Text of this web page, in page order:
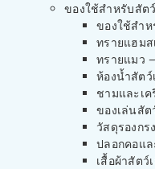
ของใช้สำหรับสัต
ของใช้สำห
ทรายแฮมส
ทรายแมว
ห้องน้ำสัต
ชามและเค
ของเล่นสัต
วัสดุรองกร
ปลอกคอแ
เสื้อผ้าสัตว์